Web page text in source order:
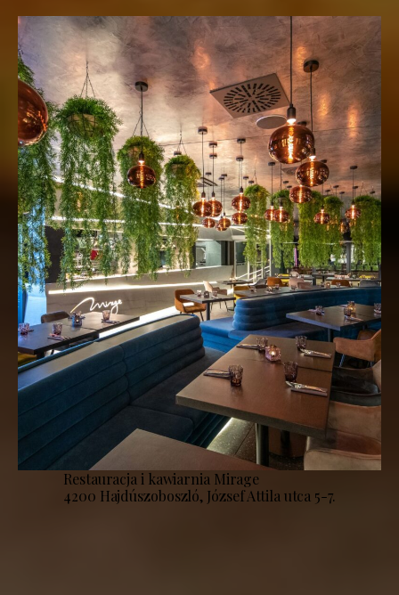
Restauracja i kawiarnia Mirage
4200 Hajdúszoboszló, József Attila utca 5-7.